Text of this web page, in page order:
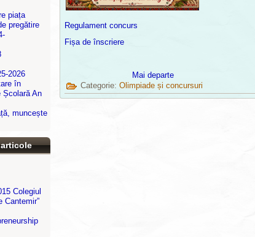
piața
pregătire
2026
în
Școlară An
muncește
Colegiul
Cantemir”
Regulament concurs
Fișa de înscriere
Mai departe
Categorie: Olimpiade și concursuri